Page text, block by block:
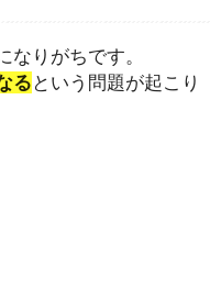
りがちです。
る という問題が起こり